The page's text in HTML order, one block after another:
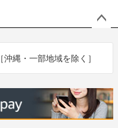
へ
［沖縄・一部地域を除く］